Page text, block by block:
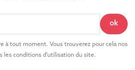
à tout moment. Vous trouverez pour cela nos
les conditions d'utilisation du site.